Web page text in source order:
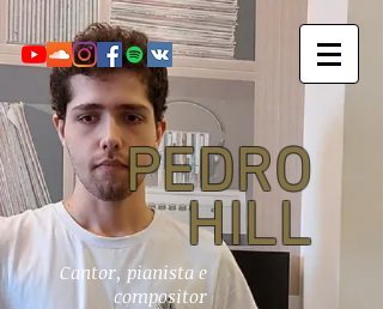
PEDRO
HILL
Cantor, pianista e
compositor